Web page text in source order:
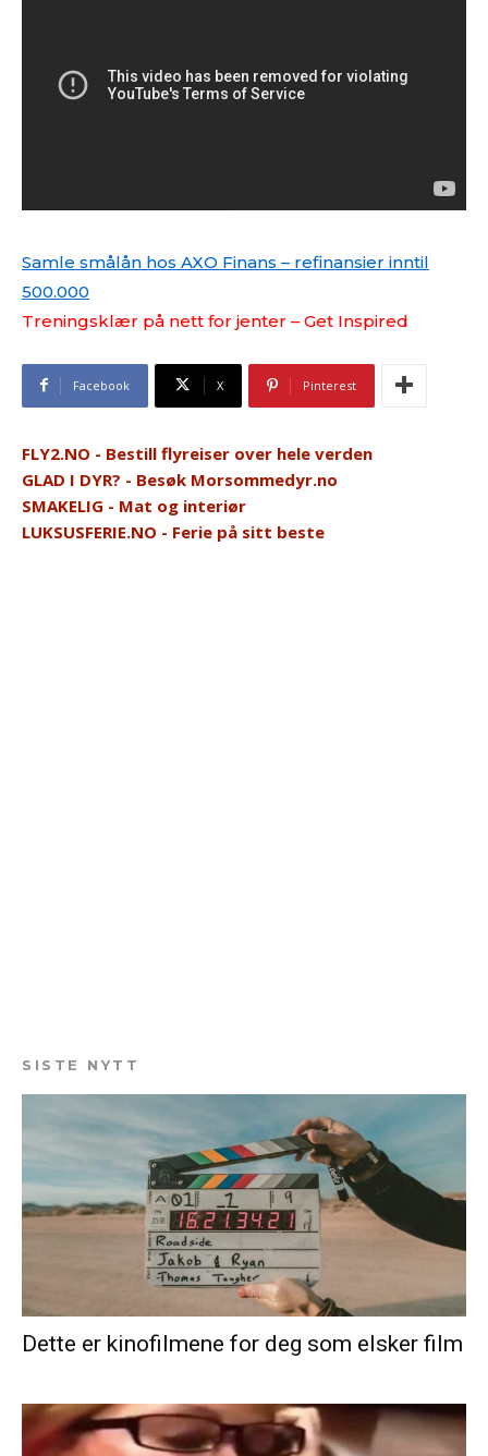
Samle smålån hos AXO Finans – refinansier inntil
500.000
Treningsklær på nett for jenter – Get Inspired
Facebook X Pinterest
FLY2.NO - Bestill flyreiser over hele verden
GLAD I DYR? - Besøk Morsommedyr.no
SMAKELIG - Mat og interiør
LUKSUSFERIE.NO - Ferie på sitt beste
SISTE NYTT
Dette er kinofilmene for deg som elsker film